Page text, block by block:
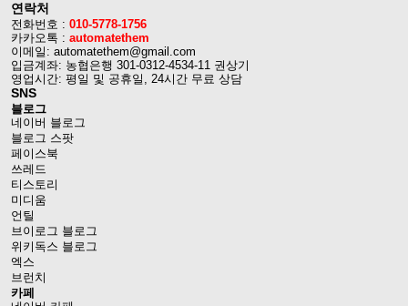
연락처
전화번호 : 010-5778-1756
카카오톡 : automatethem
이메일: automatethem@gmail.com
입금계좌: 농협은행 301-0312-4534-11 권상기
영업시간: 평일 및 공휴일, 24시간 무료 상담
SNS
블로그
네이버 블로그
블로그 스팟
페이스북
쓰레드
티스토리
미디움
언틸
브이로그 블로그
위키독스 블로그
엑스
브런치
카페